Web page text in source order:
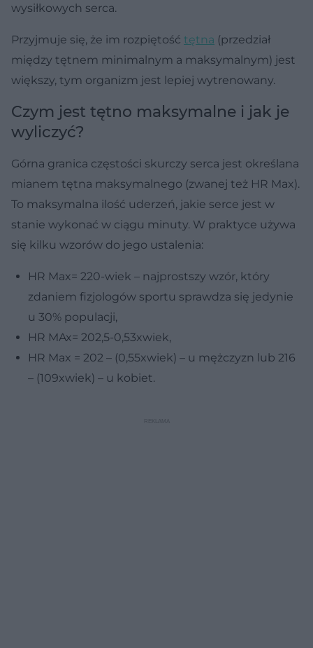
wysiłkowych serca.
Przyjmuje się, że im rozpiętość tętna (przedział
między tętnem minimalnym a maksymalnym) jest
większy, tym organizm jest lepiej wytrenowany.
Czym jest tętno maksymalne i jak je
wyliczyć?
Górna granica częstości skurczy serca jest określana
mianem tętna maksymalnego (zwanej też HR Max).
To maksymalna ilość uderzeń, jakie serce jest w
stanie wykonać w ciągu minuty. W praktyce używa
się kilku wzorów do jego ustalenia:
HR Max= 220-wiek – najprostszy wzór, który
zdaniem fizjologów sportu sprawdza się jedynie
u 30% populacji,
HR MAx= 202,5-0,53xwiek,
HR Max = 202 – (0,55xwiek) – u mężczyzn lub 216
– (109xwiek) – u kobiet.